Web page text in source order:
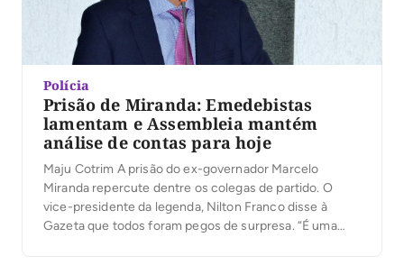
Polícia
Prisão de Miranda: Emedebistas
lamentam e Assembleia mantém
análise de contas para hoje
Maju Cotrim A prisão do ex-governador Marcelo
Miranda repercute dentre os colegas de partido. O
vice-presidente da legenda, Nilton Franco disse à
Gazeta que todos foram pegos de surpresa. “É uma